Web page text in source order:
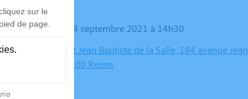
Le mardi 14 septembre 2021 à 14h30
Église Saint Jean Baptiste de la Salle, 184 avenue Jean
Jaurès, 51100 Reims